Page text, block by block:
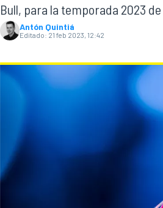
WEC
Bull, para la temporada 2023 de
Antón Quintiá
Editado: 21 feb 2023, 12:42